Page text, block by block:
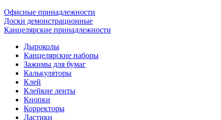
Офисные принадлежности
Доски демонстрационные
Канцелярские принадлежности
Дыроколы
Канцелярские наборы
Зажимы для бумаг
Калькуляторы
Клей
Клейкие ленты
Кнопки
Корректоры
Ластики